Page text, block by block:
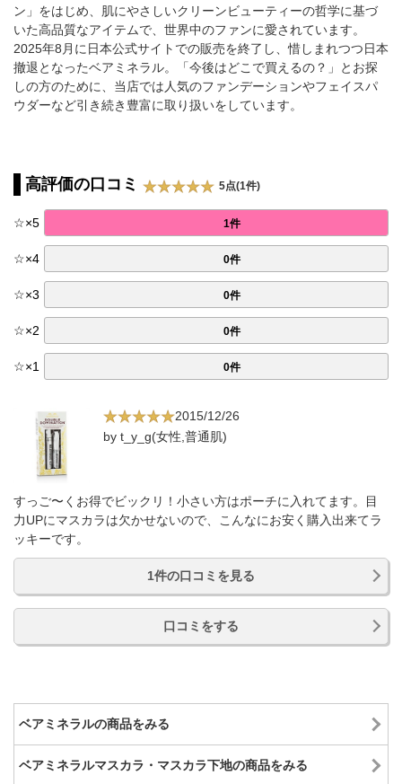
ン」をはじめ、肌にやさしいクリーンビューティーの哲学に基づ
いた高品質なアイテムで、世界中のファンに愛されています。
2025年8月に日本公式サイトでの販売を終了し、惜しまれつつ日本
撤退となったベアミネラル。「今後はどこで買えるの？」とお探
しの方のために、当店では人気のファンデーションやフェイスパ
ウダーなど引き続き豊富に取り扱いをしています。
高評価の口コミ 5点(1件)
☆×5 1件
☆×4 0件
☆×3 0件
☆×2 0件
☆×1 0件
2015/12/26
by t_y_g(女性,普通肌)
すっご〜くお得でビックリ！小さい方はポーチに入れてます。目
力UPにマスカラは欠かせないので、こんなにお安く購入出来てラ
ッキーです。
1件の口コミを見る
口コミをする
ベアミネラルの商品をみる
ベアミネラルマスカラ・マスカラ下地の商品をみる